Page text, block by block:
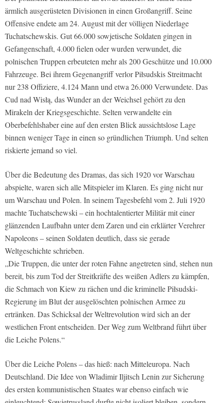
ärmlich ausgerüsteten Divisionen in einen Großangriff. Seine
Offensive endete am 24. August mit der völligen Niederlage
Tuchatschewskis. Gut 66.000 sowjetische Soldaten gingen in
Gefangenschaft, 4.000 fielen oder wurden verwundet, die
polnischen Truppen erbeuteten mehr als 200 Geschütze und 10.000
Fahrzeuge. Bei ihrem Gegenangriff verlor Piłsudskis Streitmacht
nur 238 Offiziere, 4.124 Mann und etwa 26.000 Verwundete. Das
Cud nad Wisłą, das Wunder an der Weichsel gehört zu den
Mirakeln der Kriegsgeschichte. Selten verwandelte ein
Oberbefehlshaber eine auf den ersten Blick aussichtslose Lage
binnen weniger Tage in einen so gründlichen Triumph. Und selten
riskierte jemand so viel.
Über die Bedeutung des Dramas, das sich 1920 vor Warschau
abspielte, waren sich alle Mitspieler im Klaren. Es ging nicht nur
um Warschau und Polen. In seinem Tagesbefehl vom 2. Juli 1920
machte Tuchatschewski – ein hochtalentierter Militär mit einer
glänzenden Laufbahn unter dem Zaren und ein erklärter Verehrer
Napoleons – seinen Soldaten deutlich, dass sie gerade
Weltgeschichte schrieben.
„Die Truppen, die unter der roten Fahne angetreten sind, stehen nun
bereit, bis zum Tod der Streitkräfte des weißen Adlers zu kämpfen,
die Schmach von Kiew zu rächen und die kriminelle Piłsudski-
Regierung im Blut der ausgelöschten polnischen Armee zu
ertränken. Das Schicksal der Weltrevolution wird sich an der
westlichen Front entscheiden. Der Weg zum Weltbrand führt über
die Leiche Polens.“
Über die Leiche Polens – das hieß: nach Mitteleuropa. Nach
Deutschland. Die Idee von Wladimir Iljitsch Lenin zur Sicherung
des ersten kommunistischen Staates war ebenso einfach wie